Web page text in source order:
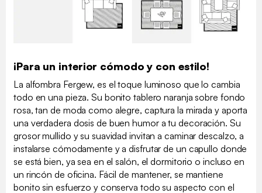
¡Para un interior cómodo y con estilo!
La alfombra Fergew, es el toque luminoso que lo cambia
todo en una pieza. Su bonito tablero naranja sobre fondo
rosa, tan de moda como alegre, captura la mirada y aporta
una verdadera dosis de buen humor a tu decoración. Su
grosor mullido y su suavidad invitan a caminar descalzo, a
instalarse cómodamente y a disfrutar de un capullo donde
se está bien, ya sea en el salón, el dormitorio o incluso en
un rincón de oficina. Fácil de mantener, se mantiene
bonito sin esfuerzo y conserva todo su aspecto con el